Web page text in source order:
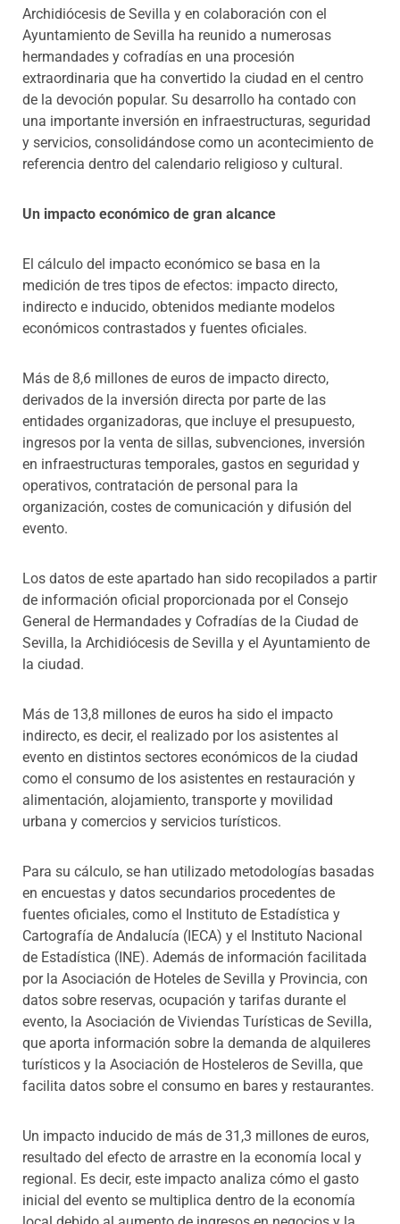
Archidiócesis de Sevilla y en colaboración con el
Ayuntamiento de Sevilla ha reunido a numerosas
hermandades y cofradías en una procesión
extraordinaria que ha convertido la ciudad en el centro
de la devoción popular. Su desarrollo ha contado con
una importante inversión en infraestructuras, seguridad
y servicios, consolidándose como un acontecimiento de
referencia dentro del calendario religioso y cultural.
Un impacto económico de gran alcance
El cálculo del impacto económico se basa en la
medición de tres tipos de efectos: impacto directo,
indirecto e inducido, obtenidos mediante modelos
económicos contrastados y fuentes oficiales.
Más de 8,6 millones de euros de impacto directo,
derivados de la inversión directa por parte de las
entidades organizadoras, que incluye el presupuesto,
ingresos por la venta de sillas, subvenciones, inversión
en infraestructuras temporales, gastos en seguridad y
operativos, contratación de personal para la
organización, costes de comunicación y difusión del
evento.
Los datos de este apartado han sido recopilados a partir
de información oficial proporcionada por el Consejo
General de Hermandades y Cofradías de la Ciudad de
Sevilla, la Archidiócesis de Sevilla y el Ayuntamiento de
la ciudad.
Más de 13,8 millones de euros ha sido el impacto
indirecto, es decir, el realizado por los asistentes al
evento en distintos sectores económicos de la ciudad
como el consumo de los asistentes en restauración y
alimentación, alojamiento, transporte y movilidad
urbana y comercios y servicios turísticos.
Para su cálculo, se han utilizado metodologías basadas
en encuestas y datos secundarios procedentes de
fuentes oficiales, como el Instituto de Estadística y
Cartografía de Andalucía (IECA) y el Instituto Nacional
de Estadística (INE). Además de información facilitada
por la Asociación de Hoteles de Sevilla y Provincia, con
datos sobre reservas, ocupación y tarifas durante el
evento, la Asociación de Viviendas Turísticas de Sevilla,
que aporta información sobre la demanda de alquileres
turísticos y la Asociación de Hosteleros de Sevilla, que
facilita datos sobre el consumo en bares y restaurantes.
Un impacto inducido de más de 31,3 millones de euros,
resultado del efecto de arrastre en la economía local y
regional. Es decir, este impacto analiza cómo el gasto
inicial del evento se multiplica dentro de la economía